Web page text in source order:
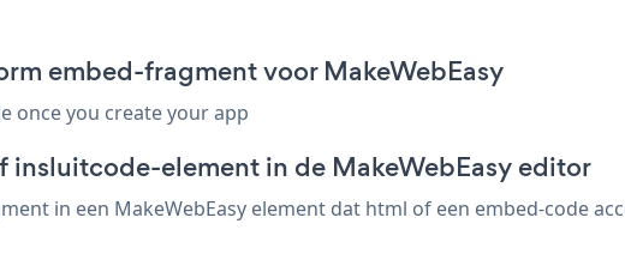
embed-fragment voor MakeWebEasy
once you create your app
insluitcode-element in de MakeWebEasy editor
in een MakeWebEasy element dat html of een embed-code